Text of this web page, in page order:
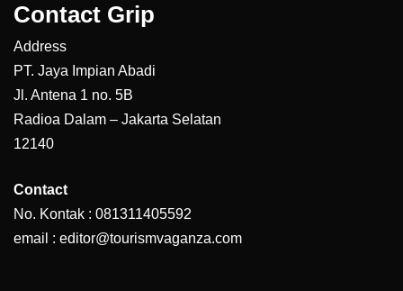
Contact Grip
Address
PT. Jaya Impian Abadi
Jl. Antena 1 no. 5B
Radioa Dalam – Jakarta Selatan
12140
Contact
No. Kontak : 081311405592
email : editor@tourismvaganza.com